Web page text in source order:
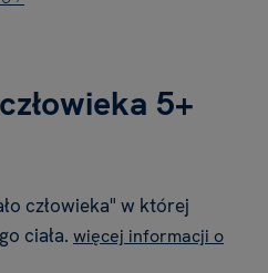
5+
człowieka" w której
ciała. więcej informacji o